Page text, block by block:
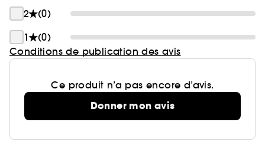
2
(0)
1
(0)
Conditions de publication des avis
Ce produit n’a pas encore d’avis.
Donner mon avis